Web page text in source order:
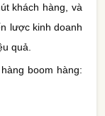
khách hàng, và
lược kinh doanh
quả.
boom hàng: